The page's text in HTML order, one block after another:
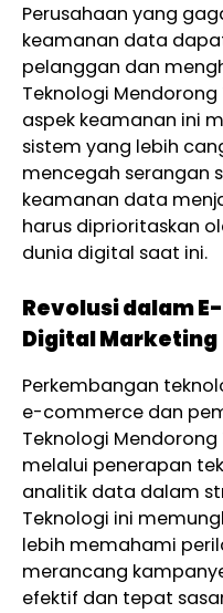
Perusahaan yang
keamanan data
pelanggan dan
Teknologi
aspek keamanan ini
sistem yang lebih
mencegah serangan
keamanan data
harus diprioritaskan
dunia digital saat ini.
Revolusi dalam
Digital Marketing
Perkembangan
e-commerce dan
Teknologi
melalui penerapan
analitik data dalam
Teknologi ini
lebih memahami
merancang
efektif dan tepat